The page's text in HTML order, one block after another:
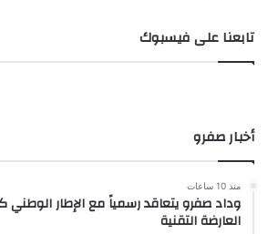
تابعنا على فيسبوك
أخبار صفرو
منذ 10 ساعات
وداد صفرو يتعاقد رسمياً مع الإطار الوطني
العارضة التقنية